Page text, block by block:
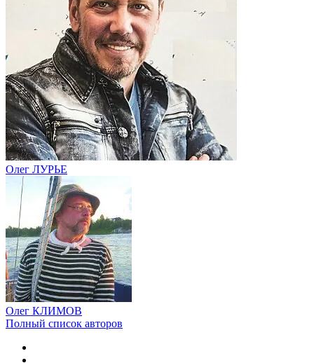
Олег ЛУРЬЕ
Олег КЛИМОВ
Полный список авторов